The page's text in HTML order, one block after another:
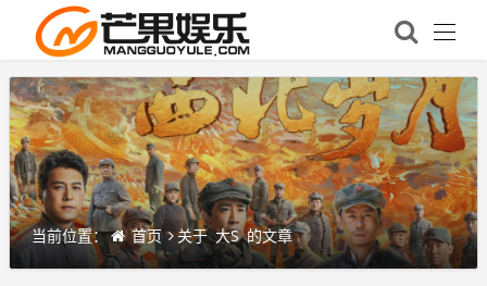
当前位置： 首页 关于大S的文章